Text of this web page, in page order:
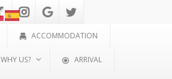
ACCOMMODATION
WHY US? ARRIVAL